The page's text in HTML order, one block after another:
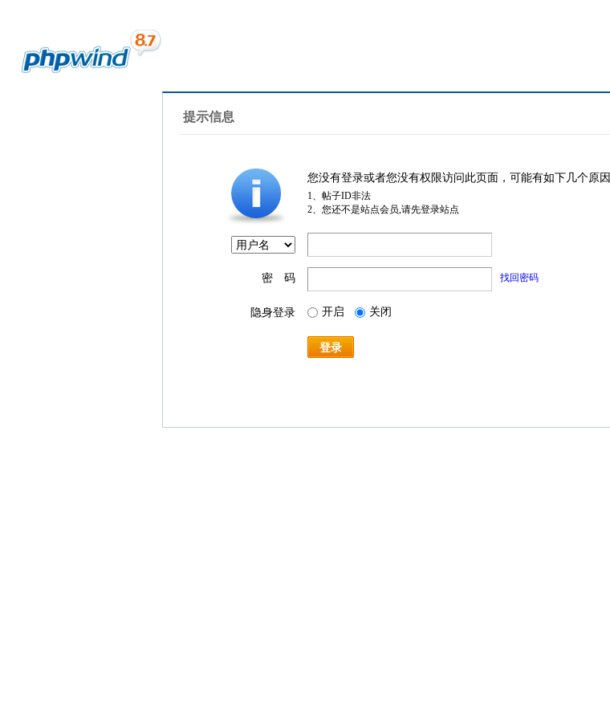
提示信息
您没有登录或者您没有权限访问此页面，可能有如下几个原因
1、帖子ID非法
2、您还不是站点会员,请先登录站点
密 码 找回密码
隐身登录 开启 关闭
登录